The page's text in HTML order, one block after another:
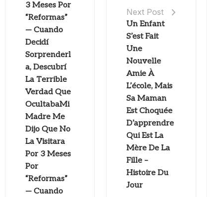
3 Meses Por
“Reformas”
— Cuando
Decidí
Sorprenderl
a, Descubrí
La Terrible
Verdad Que
OcultabaMi
Madre Me
Dijo Que No
La Visitara
Por 3 Meses
Por
“Reformas”
— Cuando
Next Post
Un Enfant
S’est Fait
Une
Nouvelle
Amie À
L’école, Mais
Sa Maman
Est Choquée
D’apprendre
Qui Est La
Mère De La
Fille –
Histoire Du
Jour